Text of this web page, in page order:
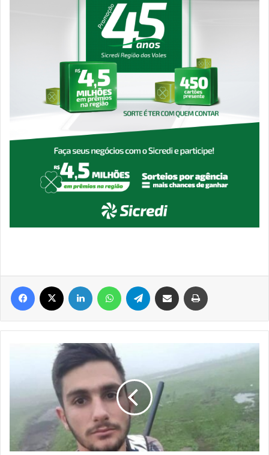
Facebook Linkedin WhatsAppTelegram Compartilhar via e-mail
Rio